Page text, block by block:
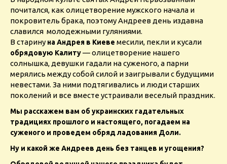
почитался, как олицетворение мужского начала и
покровитель брака, поэтому Андреев день издавна
славился молодежными гуляниями.
В старину на Андрея в Киеве месили, пекли и кусали
обрядовую Калиту— олицетворение нашего
солнышка, девушки гадали на суженого, а парни
мерялись между собой силой и заигрывали с будущими
невестами. За ними подтягивались и люди старших
поколений и все вместе устраивали веселый праздник.
Мы расскажем вам об украинских гадательных
традициях прошлого и настоящего, погадаем на
суженого и проведем обряд ладования Доли.
Ну и какой же Андреев день без танцев и угощения?